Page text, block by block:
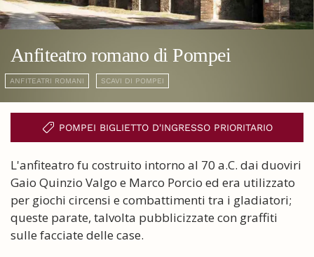
Anfiteatro romano di Pompei
ANFITEATRI ROMANI SCAVI DI POMPEI
POMPEI BIGLIETTO D'INGRESSO PRIORITARIO
L'anfiteatro fu costruito intorno al 70 a.C. dai duoviri
Gaio Quinzio Valgo e Marco Porcio ed era utilizzato
per giochi circensi e combattimenti tra i gladiatori;
queste parate, talvolta pubblicizzate con graffiti
sulle facciate delle case.